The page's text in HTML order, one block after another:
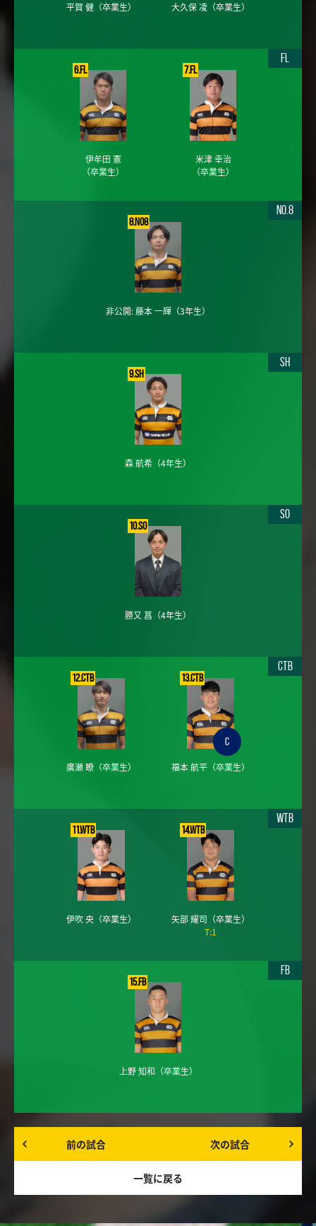
平賀 健 （卒業生） 大久保 凌（卒業生）
6.FL
伊牟田 憲
（卒業生）
7.FL
米津 幸治
（卒業生）
FL
8.No8
非公開: 藤本 一輝 （3年生）
No.8
9.SH
森 航希 （4年生）
SH
10.SO
勝又 菖 （4年生）
SO
12.CTB
廣瀬 瞭 （卒業生）
13.CTB
C
福本 航平（卒業生）
CTB
11.WTB
伊吹 央 （卒業生）
14.WTB
矢部 耀司 （卒業生）
T:1
WTB
15.FB
上野 知和 （卒業生）
FB
前の試合
一覧に戻る
次の試合